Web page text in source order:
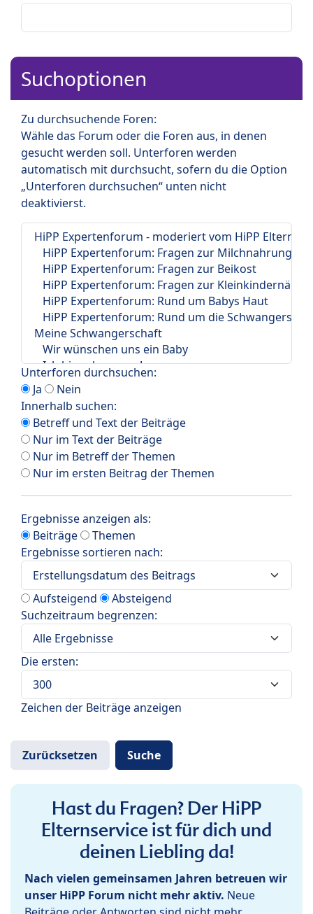
Suchoptionen
Zu durchsuchende Foren:
Wähle das Forum oder die Foren aus, in denen
gesucht werden soll. Unterforen werden
automatisch mit durchsucht, sofern du die Option
„Unterforen durchsuchen“ unten nicht
deaktivierst.
Unterforen durchsuchen:
Ja
Nein
Innerhalb suchen:
Betreff und Text der Beiträge
Nur im Text der Beiträge
Nur im Betreff der Themen
Nur im ersten Beitrag der Themen
Ergebnisse anzeigen als:
Beiträge
Themen
Ergebnisse sortieren nach:
Aufsteigend
Absteigend
Suchzeitraum begrenzen:
Die ersten:
Zeichen der Beiträge anzeigen
Hast du Fragen? Der HiPP
Elternservice ist für dich und
deinen Liebling da!
Nach vielen gemeinsamen Jahren betreuen wir
unser HiPP Forum nicht mehr aktiv. Neue